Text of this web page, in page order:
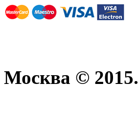
Москва © 2015.